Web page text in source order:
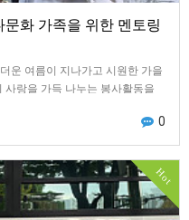
문화 가족을 위한 멘토링
운 여름이 지나가고 시원한 가을
사랑을 가득 나누는 봉사활동을
0
Hot